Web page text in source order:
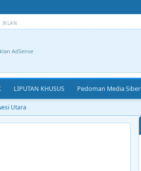
IKLAN
AdSense
LIPUTAN KHUSUS Pedoman Media Siber
Utara